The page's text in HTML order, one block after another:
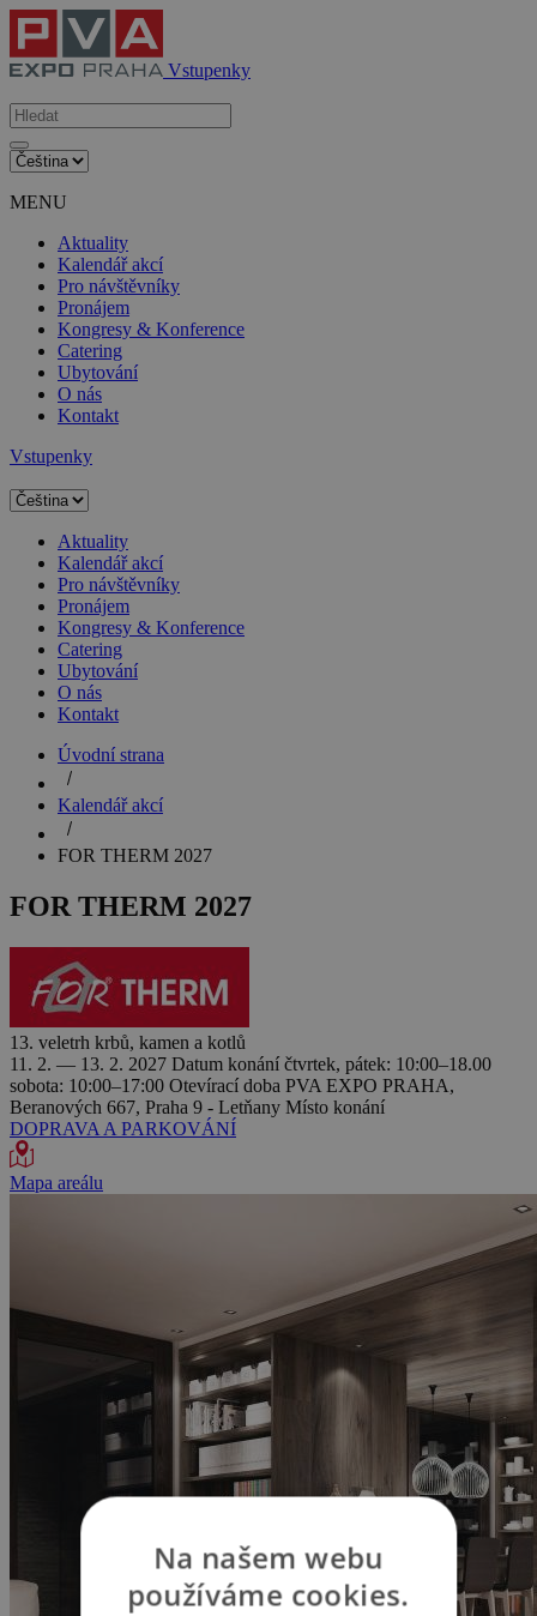
Vstupenky
MENU
Aktuality
Kalendář akcí
Pro návštěvníky
Pronájem
Kongresy & Konference
Catering
Ubytování
O nás
Kontakt
Vstupenky
Aktuality
Kalendář akcí
Pro návštěvníky
Pronájem
Kongresy & Konference
Catering
Ubytování
O nás
Kontakt
Úvodní strana
Kalendář akcí
FOR THERM 2027
FOR THERM 2027
13. veletrh krbů, kamen a kotlů
11. 2. — 13. 2. 2027 Datum konání čtvrtek, pátek: 10:00–18.00
sobota: 10:00–17:00 Otevírací doba PVA EXPO PRAHA,
Beranových 667, Praha 9 - Letňany Místo konání
DOPRAVA A PARKOVÁNÍ
Mapa areálu
Na našem webu
používáme cookies.